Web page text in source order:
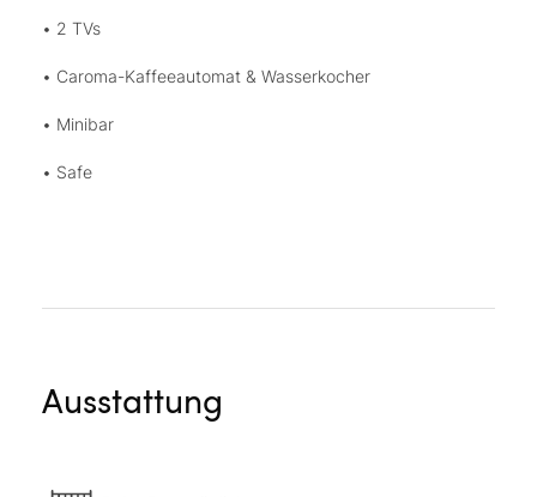
• 2 TVs
• Caroma-Kaffeeautomat & Wasserkocher
• Minibar
• Safe
Ausstattung